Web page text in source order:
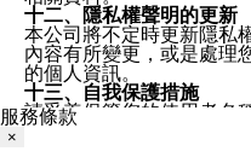
十二、隱私權聲明的更新
本公司將不定時更新隱私
內容有所變更，或是處理
的個人資訊。
十三、自我保護措施
請妥善保管您的使用者名
窗，以防止他人讀取您的
服務條款
×